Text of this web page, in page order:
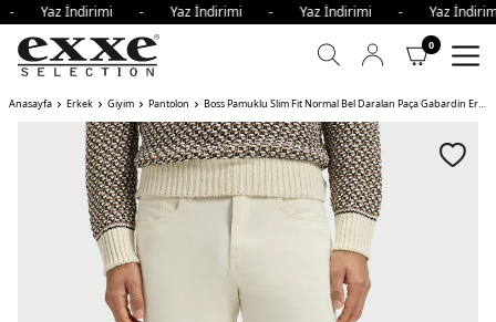
- Yaz İndirimi - Yaz İndirimi - Yaz İndirimi - Yaz
0
Anasayfa Erkek Giyim Pantolon Boss Pamuklu Slim Fit Normal Bel Daralan Paça Gabardin Erkek Pantolon